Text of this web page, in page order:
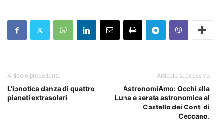
Articolo precedente
L’ipnotica danza di quattro
pianeti extrasolari
Articolo successivo
AstronomiAmo: Occhi alla
Luna e serata astronomica al
Castello dei Conti di
Ceccano.